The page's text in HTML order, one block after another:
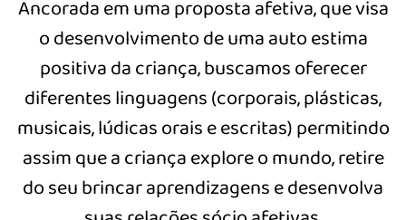
Ancorada em uma proposta afetiva, que visa
o desenvolvimento de uma auto estima
positiva da criança, buscamos oferecer
diferentes linguagens (corporais, plásticas,
musicais, lúdicas orais e escritas) permitindo
assim que a criança explore o mundo, retire
do seu brincar aprendizagens e desenvolva